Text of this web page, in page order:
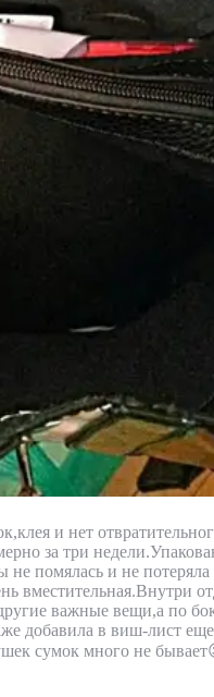
и нет
за три
помялась и не потеряла
вместительная.Внутри
важные вещи,а по
добавила в виш-лист
сумок много не